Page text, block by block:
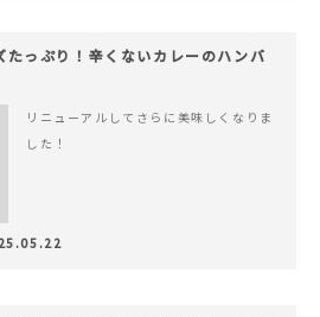
たっぷり！辛くないカレーのハンバ
リニューアルしてさらに美味しくなりま
した！